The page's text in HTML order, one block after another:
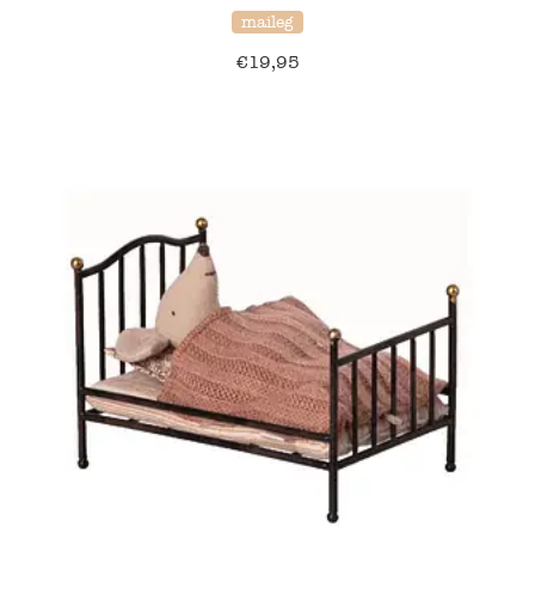
maileg
€19,95